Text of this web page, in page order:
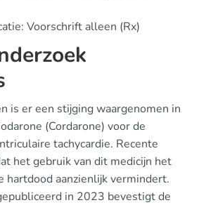
Voorschrift alleen (Rx)
is er een stijging waargenomen in
(Cordarone) voor de
tachycardie. Recente
het gebruik van dit medicijn het
hartdood aanzienlijk vermindert.
in 2023 bevestigt de